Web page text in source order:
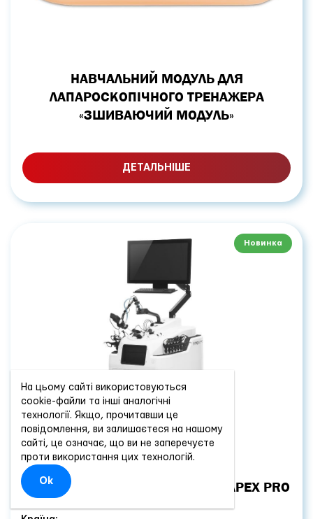
НАВЧАЛЬНИЙ МОДУЛЬ ДЛЯ
ЛАПАРОСКОПІЧНОГО ТРЕНАЖЕРА
«ЗШИВАЮЧИЙ МОДУЛЬ»
ДЕТАЛЬНІШЕ
Новинка
ЛАПАРОСКОПІЧНИЙ ТРЕНАЖЕР APEX PRO
На цьому сайті використовуються
cookie-файли та інші аналогічні
технології. Якщо, прочитавши це
повідомлення, ви залишаєтеся на нашому
сайті, це означає, що ви не заперечуєте
проти використання цих технологій.
Ok